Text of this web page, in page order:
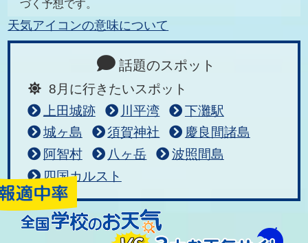
づく予想です。
天気アイコンの意味について
話題のスポット
8月に行きたいスポット
上田城跡
川平湾
下灘駅
城ヶ島
須賀神社
慶良間諸島
阿智村
八ヶ岳
波照間島
四国カルスト